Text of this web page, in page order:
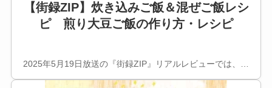
【街録ZIP】炊き込みご飯＆混ぜご飯レシ
ピ 煎り大豆ご飯の作り方・レシピ
2025年5月19日放送の『街録ZIP』リアルレビューでは、…